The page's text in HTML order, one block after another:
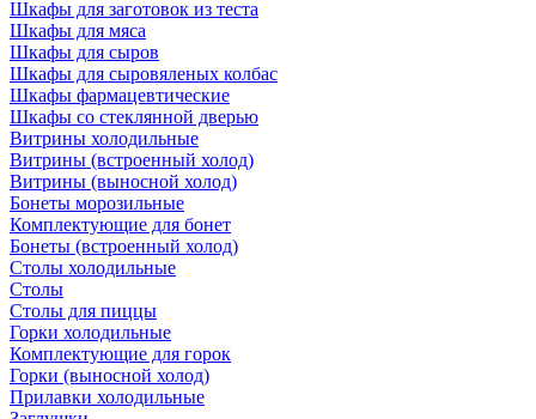
Шкафы для заготовок из теста
Шкафы для мяса
Шкафы для сыров
Шкафы для сыровяленых колбас
Шкафы фармацевтические
Шкафы со стеклянной дверью
Витрины холодильные
Витрины (встроенный холод)
Витрины (выносной холод)
Бонеты морозильные
Комплектующие для бонет
Бонеты (встроенный холод)
Столы холодильные
Столы
Столы для пиццы
Горки холодильные
Комплектующие для горок
Горки (выносной холод)
Прилавки холодильные